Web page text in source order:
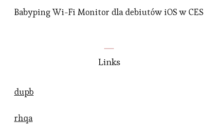
Babyping Wi-Fi Monitor dla debiutów iOS w CES
Links
dupb
rhqa